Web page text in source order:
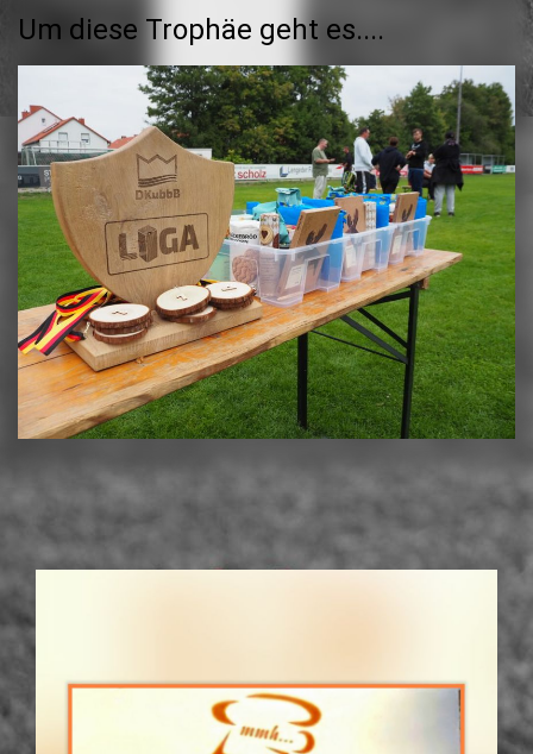
Um diese Trophäe geht es....